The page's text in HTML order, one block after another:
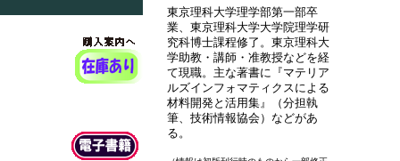
東京理科大学理学部第一部卒
業、東京理科大学大学院理学研
究科博士課程修了。東京理科大
学助教・講師・准教授などを経
て現職。主な著書に『マテリア
ルズインフォマティクスによる
材料開発と活用集』（分担執
筆、技術情報協会）などがあ
る。